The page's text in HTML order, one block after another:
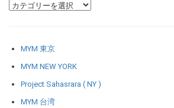
MYM 東京
MYM NEW YORK
Project Sahasrara ( NY )
MYM 台湾